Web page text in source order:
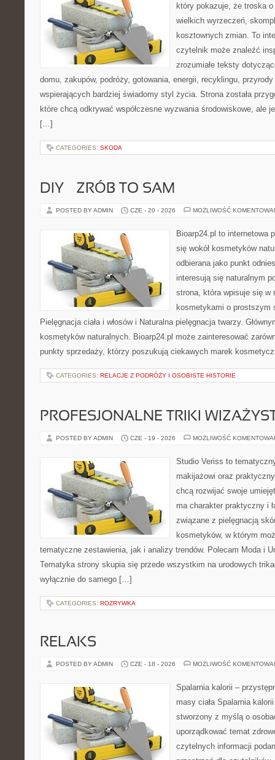
który pokazuje, że troska
wielkich wyrzeczeń,
kosztownych zmian. To
czytelnik może znaleźć
zrozumiałe teksty
domu, zakupów, podróży, gotowania, energii, recyklingu,
wspierających bardziej świadomy styl życia. Strona została
które chcą odkrywać współczesne wyzwania środowiskowe, ale
[…]
CATEGORIES: SKODA
DIY – ZRÓB TO SAM
POSTED BY ADMIN CZE - 20 - 2026 MOŻLIWOŚĆ
Bioarp24.pl to internetowa
się wokół kosmetyków
odbierana jako punkt
interesują się naturalnym
strona, która wpisuje się w
kosmetykami o prostszym
Pielęgnacja ciała i włosów i Naturalna pielęgnacja twarzy.
kosmetyków naturalnych. Bioarp24.pl może zainteresować
punkty sprzedaży, którzy poszukują ciekawych marek
CATEGORIES: RELACJE Z PODRÓŻY I OSOBISTE HISTORIE
PROFESJONALNE TRIKI
POSTED BY ADMIN CZE - 19 - 2026 MOŻLIWOŚĆ
Studio Veriss to
makijażowi oraz
chcą rozwijać swoje
ma charakter praktyczny i
związane z pielęgnacją
kosmetyków, w którym
tematyczne zestawienia, jak i analizy trendów. Polecam Moda i
Tematyka strony skupia się przede wszystkim na urodowych
wyłącznie do samego […]
CATEGORIES: ROZRYWKA
RELAKS
POSTED BY ADMIN CZE - 18 - 2026 MOŻLIWOŚĆ
Spalarnia kalorii –
masy ciała Spalarnia
stworzony z myślą o
uporządkować temat
czytelnych informacji